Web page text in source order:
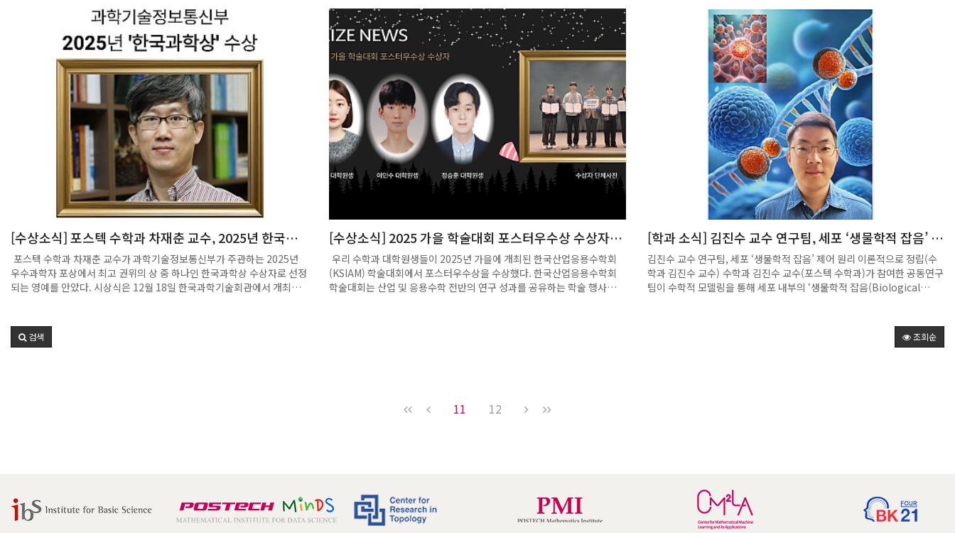
와 행사 소개로 시작되었으며, 이어 APCTP 김소리 팀장이 센터 소개를
맡았다. 이후 조철현 교수(포스텍 수학과)가 “Mirror Symmetry: 기하
와 대수의 거울대칭”을 주제로 강연을 진행하였고, 김경민 박사(아시아태
평양이론물리센터)는 “대칭성과 물리의 아름다움”을 주제로 수학과 물리
의 깊은 연관성을 소개하였다. 이번 파이데이 행사는 포스텍 구성원(학부
생, 대학원생 등)을 비롯해 포항시민, 경북과학고등학교와 유성여자고등
학교 학생들이 참여하여 다양한 기관에서 폭넓은 참여가 이루어졌다. 행
사 시작에 앞서 정재훈 학과장은 파이데이와 관련하여 ‘소수점 어디까지
알까?’라는 참여형 질문을 던지며 분위기를 부드럽게 이끌었고, 경북과학
고등학교 학생들의 자발적이고 적극적인 참여로 현장은 한층 활기를 띠었
다. 또한 참석자들을 위해 다과가 제공되었으며, 중간중간 퀴즈를 맞힌 참
여자들에게는 수학과와 APCTP에서 준비한 기념품이 증정되었다. 강연
이후에는 포스텍 수학과 학부회와 APCTP가 공동으로 준비한 참여형 액
티비티 프로그램이 진행되었다. APCTP 퀴즈와 “이 Pi 해석되나요?” 활
동을 통해 참가자들은 직접 체험하며 파이데이의 의미를 쉽고 재미있게 이
해하는 시간을 가졌다. 특히 포항시민들의 높은 참여도는 행사에 더욱 큰
활기를 더했다.행사 종료 후에는 3.14를 상징하는 원형 피자와 음료가 제
냈다. 이날 행사는 성황리에 마무리되었다.
색의 일환으로 실제 연구 활동을 경험해볼 수 있도록 마련된 프로그램이
다. 이번 행사는 학부위원장인 손영환 교수가 진행을 맡아 더욱 의미 있는
자리로 꾸며졌다. 이번 학기에는 총 6명의 무은재학부 1학년 학생들이
수학과 연구실에서 다양한 주제의 연구를 수행하였다. 발표회는 이들이
한 학기 동안 탐구한 결과를 공유하는 자리로 마련되었으며, 학부생뿐만
아니라 수학과 대학원생들과 행정직원들도 참석해 학생들의 연구 발표를
응원하였다. 아직 수학 전공을 선택하지 않은 신입생들이었지만, 학생들
은 연구에 대한 높은 열정을 바탕으로 적극적으로 참여하며 학문적 탐구의
첫걸음을 내딛었다. 발표회는 학기 말 수업이 종료되는 날에 열려 참석자
들이 간단한 다과와 함께 여유로운 분위기 속에서 포스터를 관람할 수 있
는 기회가 되었다. 이번 새내기연구참여 포스터 발표회는 학생들이 연구
자로 성장해가는 과정의 중요한 경험이자, 구성원들이 함께 소통하며 학
생들을 격려하는 뜻깊은 행사로 마무리되었다.
에서 함께 참여했다. 세미나는 11월 14일(금) 오후 5시 수학과 학생인 김
현성, 김민준, 백광운, 이도현, 김정인 그리고 수학적 구조를 컴퓨터 그래
픽스 및 기하 연산과 연결해보고자 참여한 유재원(컴퓨터공학과), 물리적
회전과 각운동량 개념과의 관련성에 관심을 가진 정태우(물리학과) 등 총
7명이 모여 진행되었다. 이번 세미나는 3차원 벡터공간에서 정의되는 외
적(CROSS PRODUCT) 이 단순한 계산 도구가 아니라, 실제로는 ‘회
전’이라는 물리적·기하학적 현상과 어떻게 연결되는지를 집중적으로 다
루었다. 예를 들어 변위 벡터와 속도의 외적이 각속도로 이어지고, 운동량
과의 외적이 각운동량을 설명하며, 또한 그래디언트 연산자와 결합한 외
적이 벡터장의 회전 성분을 나타내는 컬(CURL) 연산자가 되는 과정은 많
은 학생들이 교과 과정에서 만나지만 구조적으로 깊게 이해하기는 쉽지 않
다. 발표자들은 이러한 개념을 보다 근본적으로 설명하기 위해 “외적을 회
전의 제곱근의 미분으로 해석한다”는 관점을 소개했다. 이는 외적이 단순
히 손가락 규칙으로 이해되는 기계적 연산이 아니라, 회전 변환과 대칭군
이 만들어내는 구조 속에서 자연스럽게 등장하는 연산임을 강조하는 방식
이다. 참가자들은 이 접근을 통해 외적이 왜 3차원에서만 특정한 형태
로 정의되는지, 또 사원수(QUATERNION)와 같은 구조가 회전을 표현하
하는 범위 내에서 발표자들은 회전 군과 관련된 LIE GROUP과 LIE
ALGEBRA 개념도 간략히 소개했다. 이는 대학원 수준에서 본격적으로
다루어지는 주제임에도 불구하고, 세미나 참가자들이 외적과 회전의 본질
누며 수학적 구조가 실제 물리현상, 컴퓨터 그래픽스, 공학적 계산 등 다양
한 분야와 맞닿아 있음을 확인할 수 있었다. 이번 세미나는 학부생 주도로
[수상소식] 포스텍 수학과 차재춘 교수, 2025년 한국과
학상 수상
포스텍 수학과 차재춘 교수가 과학기술정보통신부가 주관하는 2025년
우수과학자 포상에서 최고 권위의 상 중 하나인 한국과학상 수상자로 선정
되는 영예를 안았다. 시상식은 12월 18일 한국과학기술회관에서 개최되
크게 기여한 연구자에게 수여되는 상으로, 차재춘 교수는 위상수학 분야
에서 다양체와 매듭 이론의 핵심 난제를 해결한 공로를 인정받아 이번 수
본질적 질문에 도전하는 연구를 지속적으로 지원하며, 세계적 수준의 연
구 성과 창출에 기여해 나갈 예정이다.기사(데일리
[수상소식] 2025 가을 학술대회 포스터우수상 수상자
(강민지, 이민수, 정승훈 대학원생)
우리 수학과 대학원생들이 2025년 가을에 개최된 한국산업응용수학회
(KSIAM) 학술대회에서 포스터우수상을 수상했다. 한국산업응용수학회
학술대회는 산업 및 응용수학 전반의 연구 성과를 공유하는 학술 행사로,
성, 통계적 학습 이론, 최적수송 및 비선형 해석 분야에서 의미 있는 이론
[학과 소식] 김진수 교수 연구팀, 세포 ‘생물학적 잡음’ 제
어 원리 이론적으로 정립
김진수 교수 연구팀, 세포 ‘생물학적 잡음’ 제어 원리 이론적으로 정립(수
학과 김진수 교수) 수학과 김진수 교수(포스텍 수학과)가 참여한 공동연구
팀이 수학적 모델링을 통해 세포 내부의 ‘생물학적 잡음(Biological
(outlier)’의 발생 메커니즘을 설명하고 이를 제어할 수 있는 이론적 기반
을 제시했다. 이번 성과는 기초과학연구원(IBS) 김재경 CI(KAIST) 연구
학적 기전을 설계했다는 점에서, 수학 모형의 힘과 가능성을 잘 보여주는
연구”라고 설명했다. 이번 연구 결과는 국제학술지『Nature
Communications』(2024년 12월 24일)에 게재됐다.
조회순
검색
11 12